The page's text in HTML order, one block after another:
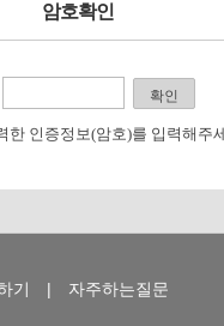
암호확인
확인
한 인증정보(암호)를 입력해주
기 자주하는질문